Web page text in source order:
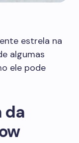
estrela na
algumas
ele pode
da